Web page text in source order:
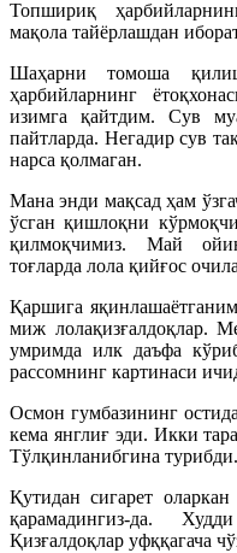
Топшириқ
мақола тайёрлашдан
Шаҳарни томоша
ҳарбийларнинг
изимга қайтдим. Сув
пайтларда. Негадир сув
нарса қолмаган.
Мана энди мақсад ҳам
ўсган қишлоқни
қилмоқчимиз. Май
тоғларда лола қийғос
Қаршига
миж лолақизғалдоқлар.
умримда илк даъфа
рассомнинг картинаси
Осмон гумбазининг
кема янглиғ эди. Икки
Тўлқинланибгина турибди.
Қутидан сигарет
қарамадингиз-да.
Қизғалдоқлар уфққагача